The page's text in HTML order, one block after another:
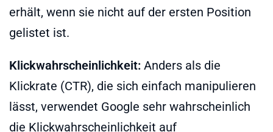
erhält, wenn sie nicht auf der ersten Position
gelistet ist.
Klickwahrscheinlichkeit: Anders als die
Klickrate (CTR), die sich einfach manipulieren
lässt, verwendet Google sehr wahrscheinlich
die Klickwahrscheinlichkeit auf